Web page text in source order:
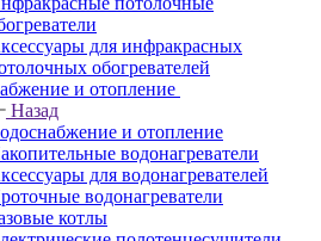
для инфракрасных
обогревателей
и отопление
Назад
и отопление
водонагреватели
для водонагревателей
водонагреватели
котлы